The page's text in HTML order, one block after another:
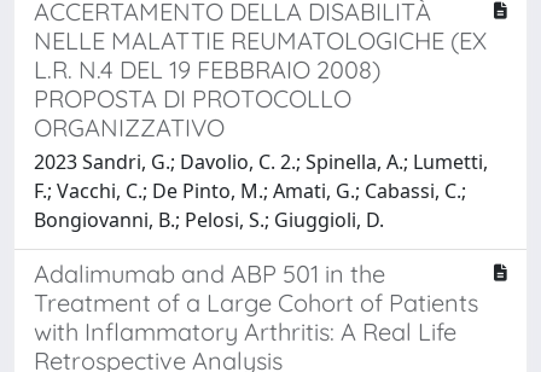
ACCERTAMENTO DELLA DISABILITÀ
NELLE MALATTIE REUMATOLOGICHE (EX
L.R. N.4 DEL 19 FEBBRAIO 2008)
PROPOSTA DI PROTOCOLLO
ORGANIZZATIVO
2023 Sandri, G.; Davolio, C. 2.; Spinella, A.; Lumetti,
F.; Vacchi, C.; De Pinto, M.; Amati, G.; Cabassi, C.;
Bongiovanni, B.; Pelosi, S.; Giuggioli, D.
Adalimumab and ABP 501 in the
Treatment of a Large Cohort of Patients
with Inflammatory Arthritis: A Real Life
Retrospective Analysis